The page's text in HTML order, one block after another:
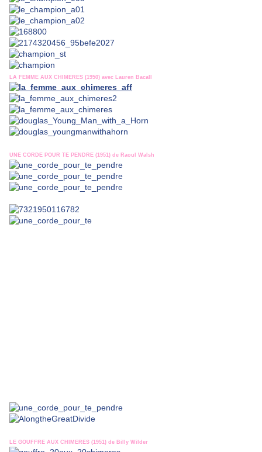
LA FEMME AUX CHIMERES (1950) avec Lauren Bacall
UNE CORDE POUR TE PENDRE (1951) de Raoul Walsh
LE GOUFFRE AUX CHIMERES (1951) de Billy Wilder